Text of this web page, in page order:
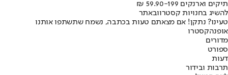
תיקים וארנקים 59.90-199 ₪
להשיג בחנויות קסטרוובאתר
טעינו? נתקן! אם מצאתם טעות בכתבה, נשמח שתשתפו אותנו
אופנהקסטרו
מדורים
ספורט
דעות
תרבות ובידור